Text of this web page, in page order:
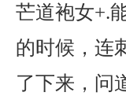
芒道袍女+.
的时候，连
了下来，问